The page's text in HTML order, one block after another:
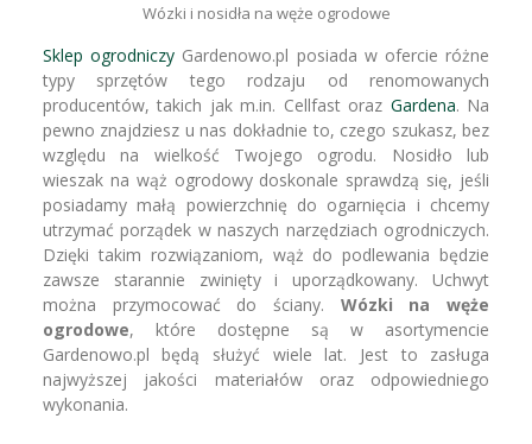
Wózki i nosidła na węże ogrodowe
Sklep ogrodniczy Gardenowo.pl posiada w ofercie różne
typy sprzętów tego rodzaju od renomowanych
producentów, takich jak m.in. Cellfast oraz Gardena. Na
pewno znajdziesz u nas dokładnie to, czego szukasz, bez
względu na wielkość Twojego ogrodu. Nosidło lub
wieszak na wąż ogrodowy doskonale sprawdzą się, jeśli
posiadamy małą powierzchnię do ogarnięcia i chcemy
utrzymać porządek w naszych narzędziach ogrodniczych.
Dzięki takim rozwiązaniom, wąż do podlewania będzie
zawsze starannie zwinięty i uporządkowany. Uchwyt
można przymocować do ściany. Wózki na węże
ogrodowe, które dostępne są w asortymencie
Gardenowo.pl będą służyć wiele lat. Jest to zasługa
najwyższej jakości materiałów oraz odpowiedniego
wykonania.